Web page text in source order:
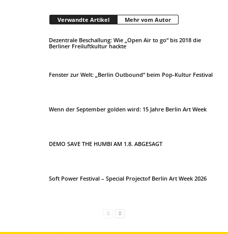
Verwandte Artikel Mehr vom Autor
Dezentrale Beschallung: Wie „Open Air to go“ bis 2018 die
Berliner Freiluftkultur hackte
Fenster zur Welt: „Berlin Outbound“ beim Pop-Kultur Festival
Wenn der September golden wird: 15 Jahre Berlin Art Week
DEMO SAVE THE HUMBI AM 1.8. ABGESAGT
Soft Power Festival – Special Projectof Berlin Art Week 2026